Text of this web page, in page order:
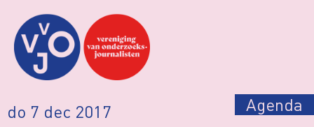
do 7 dec 2017 Agenda